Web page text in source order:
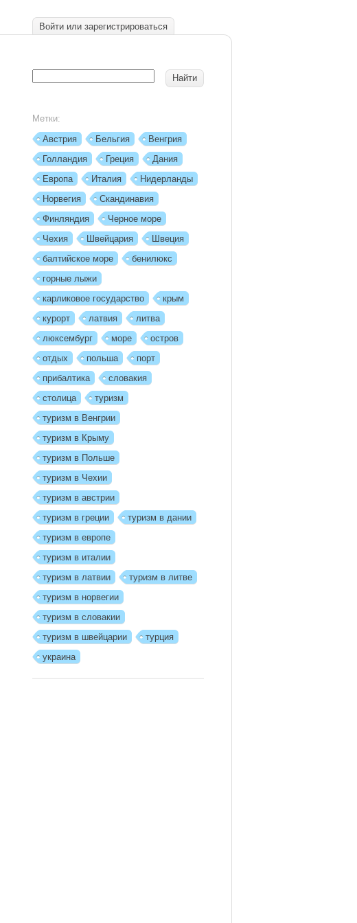
Войти или зарегистрироваться
Метки:
Австрия
Бельгия
Венгрия
Голландия
Греция
Дания
Европа
Италия
Нидерланды
Норвегия
Скандинавия
Финляндия
Черное море
Чехия
Швейцария
Швеция
балтийское море
бенилюкс
горные лыжи
карликовое государство
крым
курорт
латвия
литва
люксембург
море
остров
отдых
польша
порт
прибалтика
словакия
столица
туризм
туризм в Венгрии
туризм в Крыму
туризм в Польше
туризм в Чехии
туризм в австрии
туризм в греции
туризм в дании
туризм в европе
туризм в италии
туризм в латвии
туризм в литве
туризм в норвегии
туризм в словакии
туризм в швейцарии
турция
украина